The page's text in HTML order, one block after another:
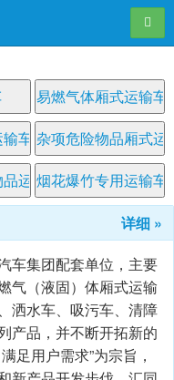
导航
易燃气体厢式运输车
车 杂项危险物品厢式运
运输车
烟花爆竹专用运输车
详细 »
车集团配套单位，主要
气（液固）体厢式运输
洒水车、吸污车、清障
产品，并不断开拓新的
足用户需求”为宗旨，